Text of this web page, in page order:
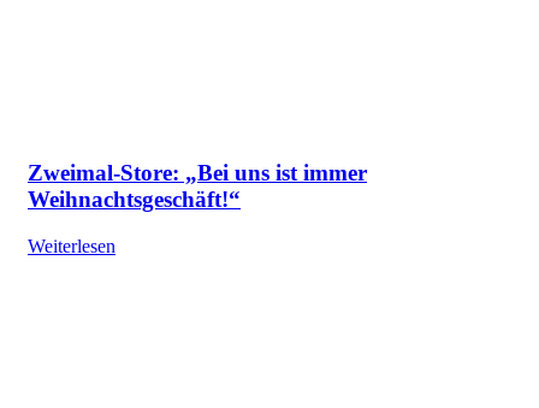
Zweimal-Store: „Bei uns ist immer
Weihnachtsgeschäft!“
Weiterlesen